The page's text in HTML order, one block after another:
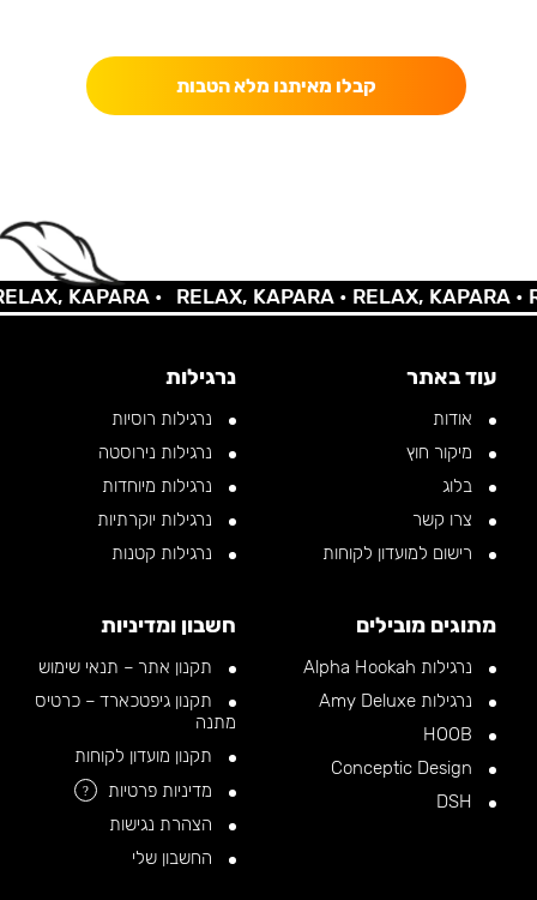
קבלו מאיתנו מלא הטבות
KAPARA • RELAX, KAPARA •RELAX, KAPARA •
עוד באתר
אודות
מיקור חוץ
בלוג
צרו קשר
רישום למועדון לקוחות
נרגילות
נרגילות רוסיות
נרגילות נירוסטה
נרגילות מיוחדות
נרגילות יוקרתיות
נרגילות קטנות
מתוגים מובילים
נרגילות Alpha Hookah
נרגילות Amy Deluxe
חשבון ומדיניות
תקנון אתר – תנאי שימוש
תקנון גיפטכארד – כרטיס
מתנה
תקנון מועדון לקוחות
מדיניות פרטיות
?
הצהרת נגישות
החשבון שלי